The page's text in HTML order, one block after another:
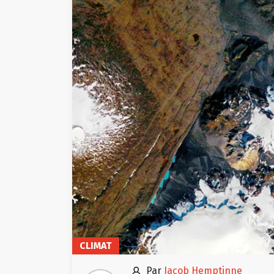
CLIMAT
par Jacob Hemptinne